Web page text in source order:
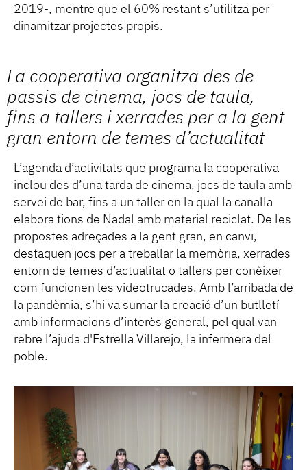
2019-, mentre que el 60% restant s’utilitza per
dinamitzar projectes propis.
La cooperativa organitza des de
passis de cinema, jocs de taula,
fins a tallers i xerrades per a la gent
gran entorn de temes d’actualitat
L’agenda d’activitats que programa la cooperativa
inclou des d’una tarda de cinema, jocs de taula amb
servei de bar, fins a un taller en la qual la canalla
elabora tions de Nadal amb material reciclat. De les
propostes adreçades a la gent gran, en canvi,
destaquen jocs per a treballar la memòria, xerrades
entorn de temes d’actualitat o tallers per conèixer
com funcionen les videotrucades. Amb l’arribada de
la pandèmia, s’hi va sumar la creació d’un butlletí
amb informacions d’interès general, pel qual van
rebre l’ajuda d'Estrella Villarejo, la infermera del
poble.